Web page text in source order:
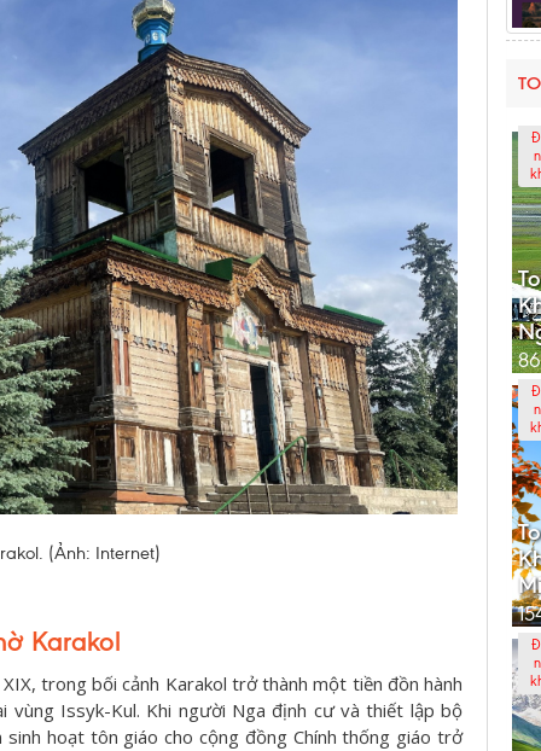
(Ảnh: Internet)
Karakol
trong bối cảnh Karakol trở thành một tiền đồn hành
vùng Issyk-Kul. Khi người Nga định cư và thiết lập bộ
hoạt tôn giáo cho cộng đồng Chính thống giáo trở